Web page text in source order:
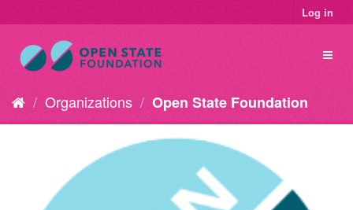
Log in
Organizations Open State Foundation